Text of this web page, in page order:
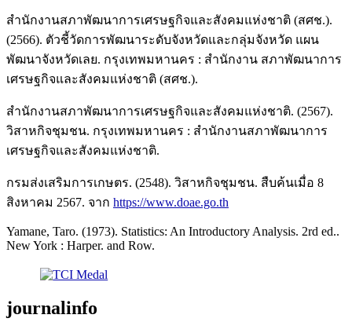
สำนักงานสภาพัฒนาการเศรษฐกิจและสังคมแห่งชาติ (สศช.).
(2566). ตัวชี้วัดการพัฒนาระดับจังหวัดและกลุ่มจังหวัด แผน
พัฒนาจังหวัดเลย. กรุงเทพมหานคร : สำนักงาน สภาพัฒนาการ
เศรษฐกิจและสังคมแห่งชาติ (สศช.).
สำนักงานสภาพัฒนาการเศรษฐกิจและสังคมแห่งชาติ. (2567).
วิสาหกิจชุมชน. กรุงเทพมหานคร : สำนักงานสภาพัฒนาการ
เศรษฐกิจและสังคมแห่งชาติ.
กรมส่งเสริมการเกษตร. (2548). วิสาหกิจชุมชน. สืบค้นเมื่อ 8
สิงหาคม 2567. จาก https://www.doae.go.th
Yamane, Taro. (1973). Statistics: An Introductory Analysis. 2rd ed..
New York : Harper. and Row.
journalinfo